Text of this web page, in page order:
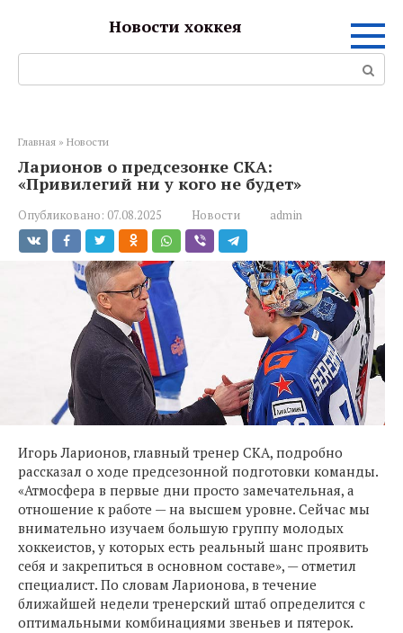
Новости хоккея
Поиск:
Главная » Новости
Ларионов о предсезонке СКА:
«Привилегий ни у кого не будет»
Опубликовано: 07.08.2025 Новости admin
Игорь Ларионов, главный тренер СКА, подробно
рассказал о ходе предсезонной подготовки команды.
«Атмосфера в первые дни просто замечательная, а
отношение к работе — на высшем уровне. Сейчас мы
внимательно изучаем большую группу молодых
хоккеистов, у которых есть реальный шанс проявить
себя и закрепиться в основном составе», — отметил
специалист. По словам Ларионова, в течение
ближайшей недели тренерский штаб определится с
оптимальными комбинациями звеньев и пятерок.